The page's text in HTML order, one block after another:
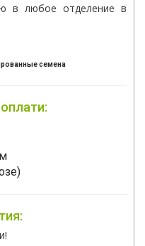
в любое отделение в
семена